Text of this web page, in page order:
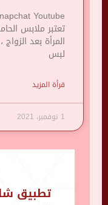
تعتبر ملابس
المرأة بعد
لبس
قرأة المزيد
1 نوفمبر، 2021
تطبيق